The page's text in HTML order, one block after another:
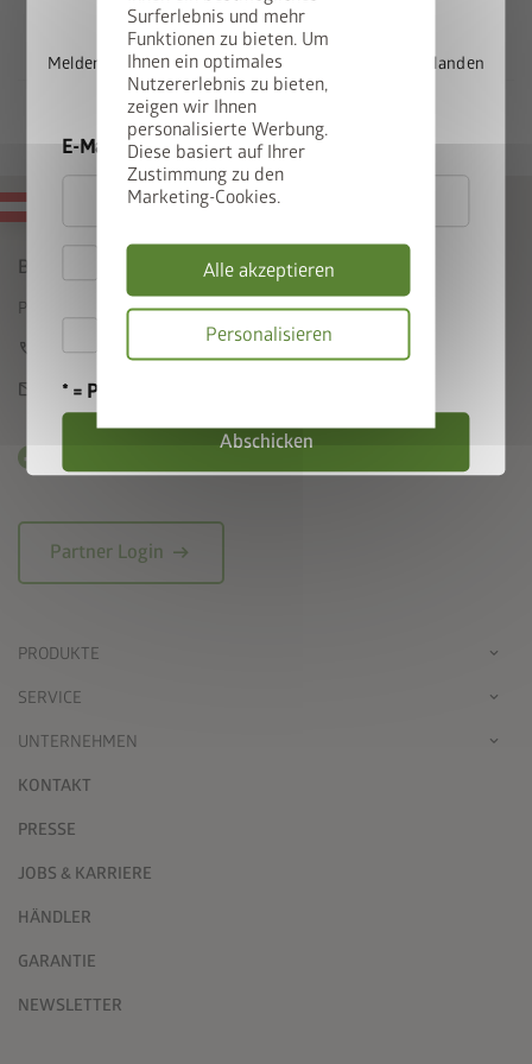
Surferlebnis und mehr
Funktionen zu bieten. Um
Ihnen ein optimales
Nutzererlebnis zu bieten,
zeigen wir Ihnen
personalisierte Werbung.
Diese basiert auf Ihrer
Zustimmung zu den
Marketing-Cookies.
Alle akzeptieren
Personalisieren
Schüttung oder XPS-Hartschaumplatten in einer Stärke von
ca. 2-3 cm zu unterfüttern ist (nicht im Lieferumfang
enthalten).
MADE IN AUSTRIA
Biohort GmbH
Pürnstein 43, A-4120 Neufelden
call +43 7282 / 7788 0
mail office@biohort.at
Partner Login arrow_right_alt
PRODUKTE
SERVICE
UNTERNEHMEN
KONTAKT
PRESSE
JOBS & KARRIERE
HÄNDLER
GARANTIE
NEWSLETTER
Melden Sie sich jetzt für unseren Newsletter an und landen
Sie automatisch im Lostopf.
E-Mail
Hiermit akzeptiere ich
die
Datenschutzbestimmungen
Hiermit akzeptiere ich die
Teilnahmebedingungen.
* = Pflichtfeld
Abschicken